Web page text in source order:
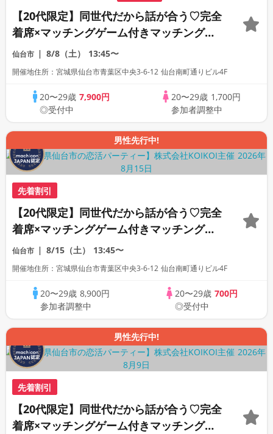
【20代限定】同世代だから話が合う♡完全
着席×マッチングゲーム付きマッチングコ
ン
仙台市 8/8（土） 13:45〜
開催地住所：宮城県仙台市青葉区中央3-6-12 仙台南町通りビル4F
20〜29歳7,900円
◎受付中
20〜29歳 1,700円
参加者調整中
男性先行中!
先着割引
【20代限定】同世代だから話が合う♡完全
着席×マッチングゲーム付きマッチングコ
ン
仙台市 8/15（土） 13:45〜
開催地住所：宮城県仙台市青葉区中央3-6-12 仙台南町通りビル4F
20〜29歳 8,900円
参加者調整中
20〜29歳 700円
◎受付中
男性先行中!
先着割引
【20代限定】同世代だから話が合う♡完全
着席×マッチングゲーム付きマッチングコ